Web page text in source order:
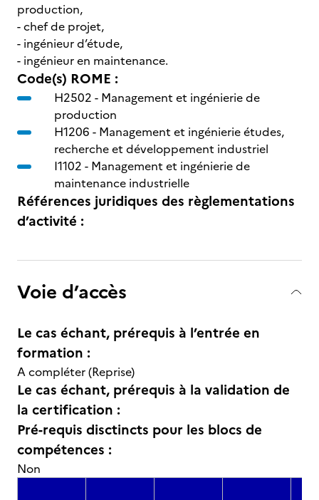
production,
- chef de projet,
- ingénieur d’étude,
- ingénieur en maintenance.
Code(s) ROME :
H2502 - Management et ingénierie de
production
H1206 - Management et ingénierie études,
recherche et développement industriel
I1102 - Management et ingénierie de
maintenance industrielle
Références juridiques des règlementations
d’activité :
Voie d’accès
Le cas échant, prérequis à l’entrée en
formation :
A compléter (Reprise)
Le cas échant, prérequis à la validation de
la certification :
Pré-requis disctincts pour les blocs de
compétences :
Non